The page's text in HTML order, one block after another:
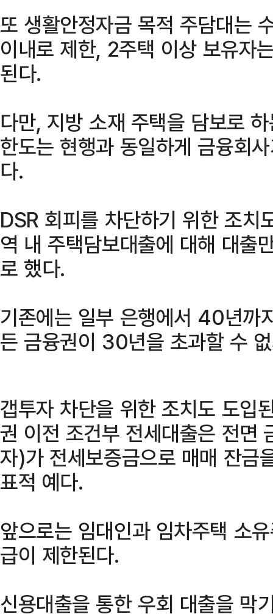
또 생활안정자금 목적 주담대는
이내로 제한, 2주택 이상 보유자
된다.
다만, 지방 소재 주택을 담보로
한도는 현행과 동일하게 금융회
다.
DSR 회피를 차단하기 위한 조치
역 내 주택담보대출에 대해 대출
로 했다.
기존에는 일부 은행에서 40년까
든 금융권이 30년을 초과할 수
갭투자 차단을 위한 조치도 도입
권 이전 조건부 전세대출은 전면
자)가 전세보증금으로 매매 잔금
표적 예다.
앞으로는 임대인과 임차주택 소
급이 제한된다.
신용대출을 통한 우회 대출을 막